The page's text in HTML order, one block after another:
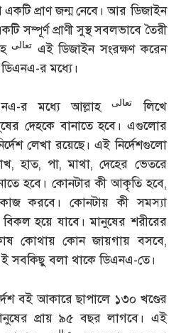
প্রাণ জন্ম নেবে। আর ডিজাইন
সম্পূর্ণ প্রাণী সুস্থ সবলভাবে তৈরী
تعالى এই ডিজাইন সংরক্ষণ করেন
র মধ্যে।
র মধ্যে আল্লাহتعالى
লিখে
দেহকে বানাতে হবে। এগুলোর
লেখা রয়েছে। এই নির্দেশগুলো
হাত, পা, মাথা, দেহের ভেতরে
হবে। কোনটার কী আকৃতি হবে,
করবে। কোনটায় কী সমস্যা
হয়ে যাবে। মানুষের শরীরের
কোথায় কোন জায়গায় বসবে,
সবকিছু বলা থাকে ডিএনএ-তে।
বই আকারে ছাপালে ১৩০ খণ্ডের
প্রায় ৯৫ বছর লাগবে। এই